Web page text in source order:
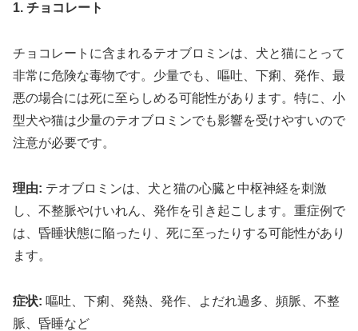
1. チョコレート
チョコレートに含まれるテオブロミンは、犬と猫にとって
非常に危険な毒物です。少量でも、嘔吐、下痢、発作、最
悪の場合には死に至らしめる可能性があります。特に、小
型犬や猫は少量のテオブロミンでも影響を受けやすいので
注意が必要です。
理由: テオブロミンは、犬と猫の心臓と中枢神経を刺激
し、不整脈やけいれん、発作を引き起こします。重症例で
は、昏睡状態に陥ったり、死に至ったりする可能性があり
ます。
症状: 嘔吐、下痢、発熱、発作、よだれ過多、頻脈、不整
脈、昏睡など